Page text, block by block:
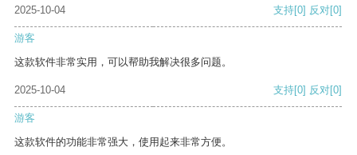
2025-10-04 支持[0] 反对[0]
游客
这款软件非常实用，可以帮助我解决很多问题。
2025-10-04 支持[0] 反对[0]
游客
这款软件的功能非常强大，使用起来非常方便。